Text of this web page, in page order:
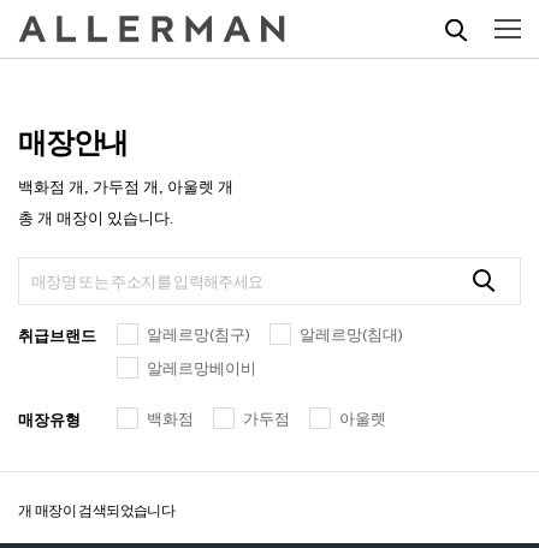
매장안내
백화점 개, 가두점 개, 아울렛 개
총 개 매장이 있습니다.​
취급브랜드 알레르망(침구)
알레르망(침대)
알레르망베이비
매장유형 백화점 가두점 아울렛
개 매장이 검색되었습니다